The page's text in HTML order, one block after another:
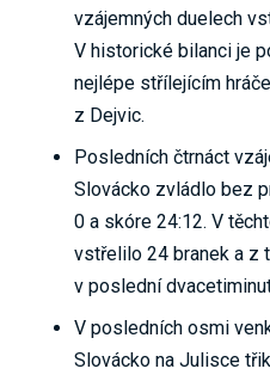
vzájemných duelech
V historické bilanci je
nejlépe střílejícím
z Dejvic.
Posledních čtrnáct
Slovácko zvládlo bez
0 a skóre 24:12. V
vstřelilo 24 branek a z
v poslední
V posledních osmi
Slovácko na Julisce